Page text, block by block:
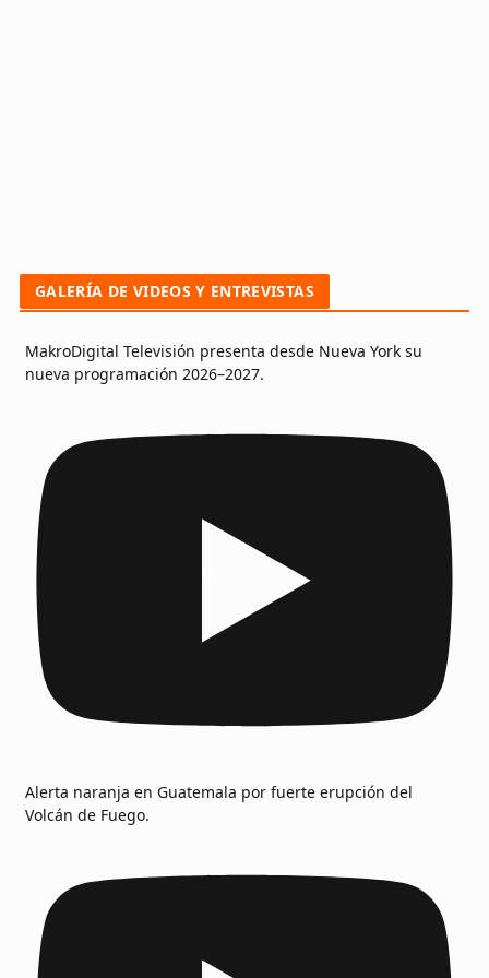
GALERÍA DE VIDEOS Y ENTREVISTAS
MakroDigital Televisión presenta desde Nueva York su
nueva programación 2026–2027.
Alerta naranja en Guatemala por fuerte erupción del
Volcán de Fuego.